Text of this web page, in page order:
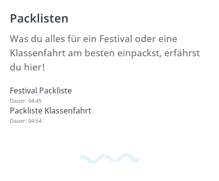
Packlisten
Was du alles für ein Festival oder eine
Klassenfahrt am besten einpackst, erfährst
du hier!
Festival Packliste
Dauer: 04:45
Packliste Klassenfahrt
Dauer: 04:54